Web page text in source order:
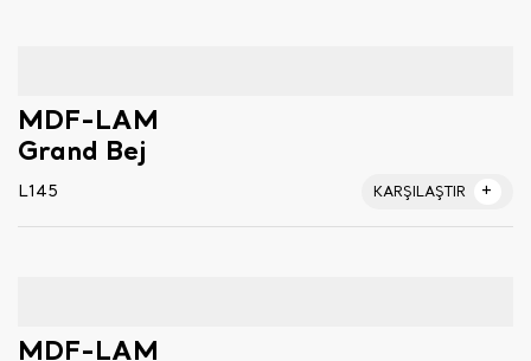
MDF-LAM
Grand Bej
L145 KARŞILAŞTIR
MDF-LAM